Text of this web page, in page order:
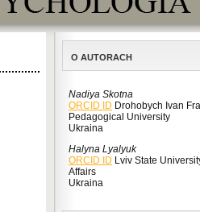
O AUTORACH
Nadiya Skotna
ORCID ID Drohobych Ivan
Pedagogical University
Ukraina
Halyna Lyalyuk
ORCID ID Lviv State
Affairs
Ukraina